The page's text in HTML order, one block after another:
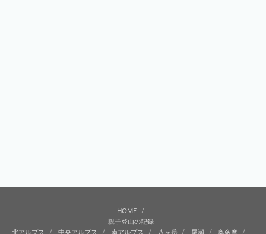
HOME
親子登山の記録
北アルプス
中央アルプス 南アルプス 八ヶ岳 尾瀬 奥多摩